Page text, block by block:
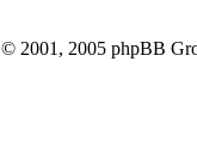
© 2001, 2005 phpBB